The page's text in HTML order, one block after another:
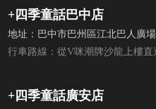
+四季童話巴中店
地址：巴中市巴州區江北巴人廣
行車路線：從V咪潮牌沙龍上樓直
+四季童話廣安店